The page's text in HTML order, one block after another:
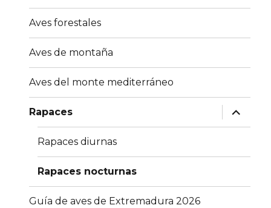
Aves forestales
Aves de montaña
Aves del monte mediterráneo
Rapaces
expande
el
menú
Rapaces diurnas
Rapaces nocturnas
Guía de aves de Extremadura 2026